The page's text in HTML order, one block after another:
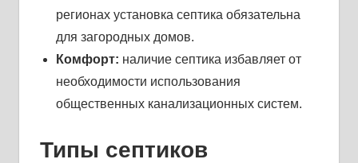
регионах установка септика обязательна
для загородных домов.
Комфорт: наличие септика избавляет от
необходимости использования
общественных канализационных систем.
Типы септиков